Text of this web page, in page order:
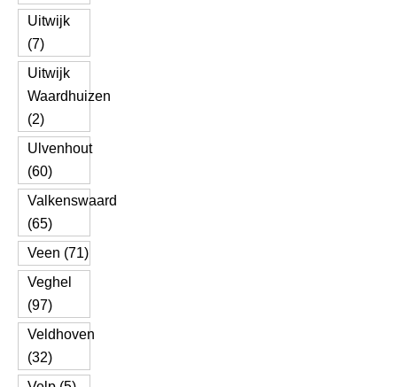
Uitwijk
(7)
Uitwijk
Waardhuizen
(2)
Ulvenhout
(60)
Valkenswaard
(65)
Veen (71)
Veghel
(97)
Veldhoven
(32)